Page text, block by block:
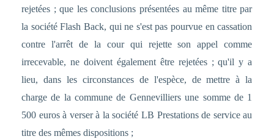
rejetées ; que les conclusions présentées au même titre par
la société Flash Back, qui ne s'est pas pourvue en cassation
contre l'arrêt de la cour qui rejette son appel comme
irrecevable, ne doivent également être rejetées ; qu'il y a
lieu, dans les circonstances de l'espèce, de mettre à la
charge de la commune de Gennevilliers une somme de 1
500 euros à verser à la société LB Prestations de service au
titre des mêmes dispositions ;